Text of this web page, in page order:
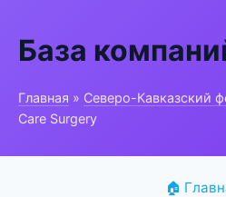
База
Главная » Северо-Кавказский
Care Surgery
🏠